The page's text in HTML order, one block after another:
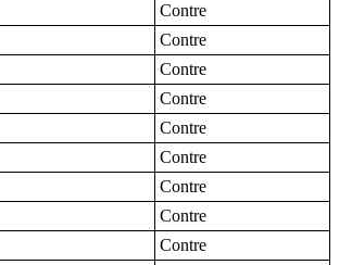
Contre
Contre
Contre
Contre
Contre
Contre
Contre
Contre
Contre